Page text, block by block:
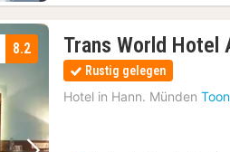
8.2 Trans World Hotel
Rustig gelegen
Hotel in Hann. Münden